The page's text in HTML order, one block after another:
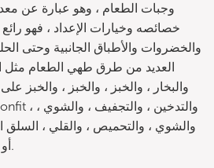
وجبات الطعام ، وهو عبارة عن
خصائصه وخيارات الإعداد ، فهو
والخضروات والأطباق الجانبية وحتى
العديد من طرق طهي الطعام مثل
والبخار ، والخبز ، والخبز ، والخبز
والشوي ، والتحميص ، والقلي ، السلق
أو التعقيم أو التبريد بالصدمة.